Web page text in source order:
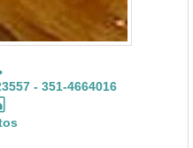
- 351-4664016